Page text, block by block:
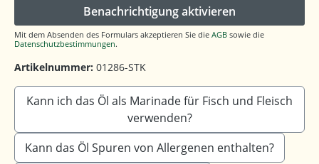
Benachrichtigung aktivieren
Mit dem Absenden des Formulars akzeptieren Sie die AGB sowie die
Datenschutzbestimmungen.
Artikelnummer: 01286-STK
Kann ich das Öl als Marinade für Fisch und Fleisch
verwenden?
Kann das Öl Spuren von Allergenen enthalten?